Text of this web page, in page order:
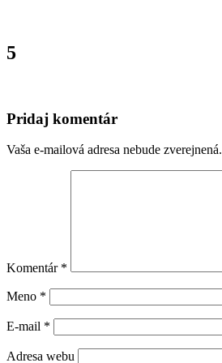
5
Pridaj komentár
Vaša e-mailová adresa nebude zverejnená.
Komentár *
Meno *
E-mail *
Adresa webu